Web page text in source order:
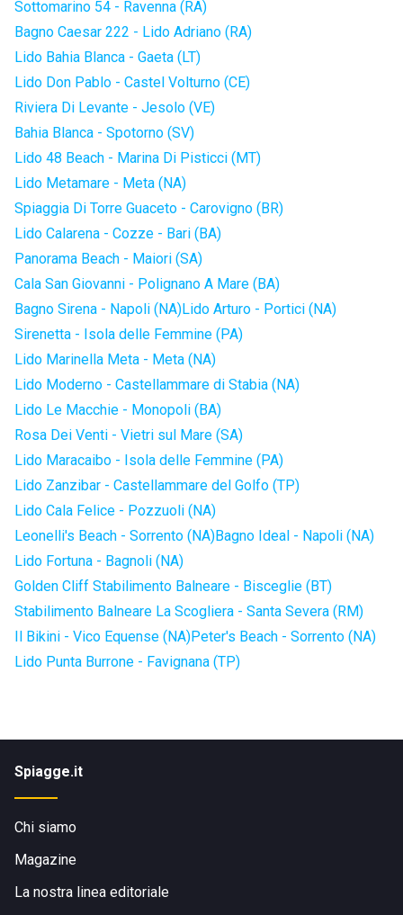
Sottomarino 54 - Ravenna (RA)
Bagno Caesar 222 - Lido Adriano (RA)
Lido Bahia Blanca - Gaeta (LT)
Lido Don Pablo - Castel Volturno (CE)
Riviera Di Levante - Jesolo (VE)
Bahia Blanca - Spotorno (SV)
Lido 48 Beach - Marina Di Pisticci (MT)
Lido Metamare - Meta (NA)
Spiaggia Di Torre Guaceto - Carovigno (BR)
Lido Calarena - Cozze - Bari (BA)
Panorama Beach - Maiori (SA)
Cala San Giovanni - Polignano A Mare (BA)
Bagno Sirena - Napoli (NA)Lido Arturo - Portici (NA)
Sirenetta - Isola delle Femmine (PA)
Lido Marinella Meta - Meta (NA)
Lido Moderno - Castellammare di Stabia (NA)
Lido Le Macchie - Monopoli (BA)
Rosa Dei Venti - Vietri sul Mare (SA)
Lido Maracaibo - Isola delle Femmine (PA)
Lido Zanzibar - Castellammare del Golfo (TP)
Lido Cala Felice - Pozzuoli (NA)
Leonelli's Beach - Sorrento (NA)Bagno Ideal - Napoli (NA)
Lido Fortuna - Bagnoli (NA)
Golden Cliff Stabilimento Balneare - Bisceglie (BT)
Stabilimento Balneare La Scogliera - Santa Severa (RM)
Il Bikini - Vico Equense (NA)Peter's Beach - Sorrento (NA)
Lido Punta Burrone - Favignana (TP)
Spiagge.it
Chi siamo
Magazine
La nostra linea editoriale